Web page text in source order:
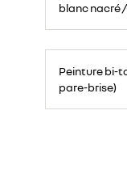
blanc nacré
Peinture bi-
pare-brise)